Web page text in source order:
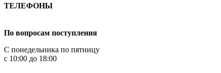
ТЕЛЕФОНЫ
По вопросам поступления
С понедельника по пятницу
с 10:00 до 18:00